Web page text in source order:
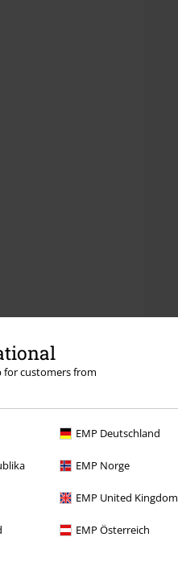
for customers from
EMP Deutschland
EMP Norge
EMP United Kingdom
EMP Österreich